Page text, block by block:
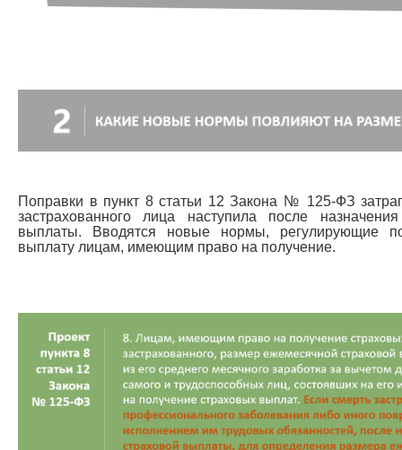
Поправки в пункт 8 статьи 12 Закона № 125-ФЗ
застрахованного лица наступила после
выплаты. Вводятся новые нормы, регулирующие
выплату лицам, имеющим право на получение.